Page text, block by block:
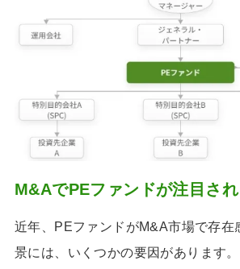
M&AでPEファンドが注目さ
近年、PEファンドがM&A市場で存在
景には、いくつかの要因があります